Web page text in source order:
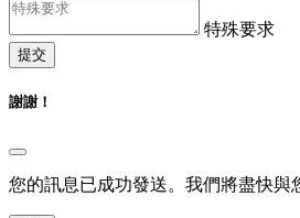
特殊要求
提交
謝謝！
您的訊息已成功發送。我們將盡快與